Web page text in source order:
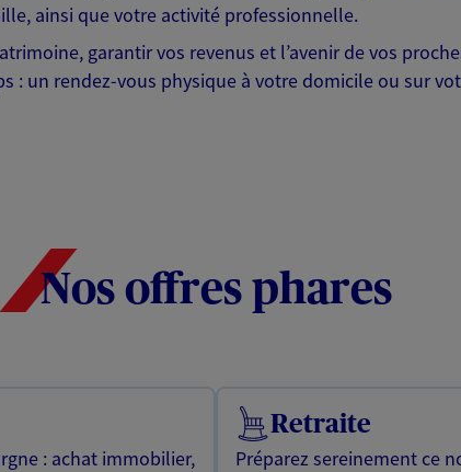
ainsi que votre activité professionnelle.
garantir vos revenus et l’avenir de vos
: un rendez-vous physique à votre domicile ou sur
Nos offres phares
: achat immobilier,
Retraite
Préparez sereinement ce